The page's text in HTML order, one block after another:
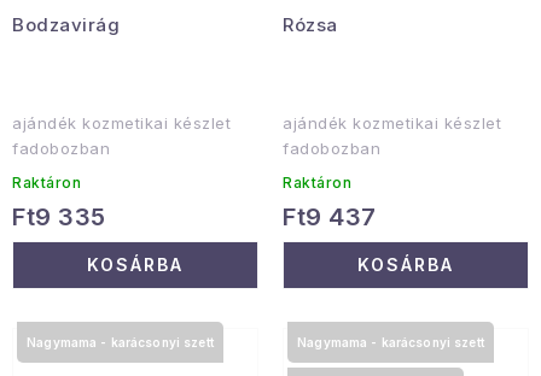
Bodzavirág
ajándék kozmetikai készlet
fadobozban
Raktáron
Ft9 335
KOSÁRBA
Rózsa
ajándék kozmetikai készlet
fadobozban
Raktáron
Ft9 437
KOSÁRBA
Nagymama - karácsonyi szett Nagymama - karácsonyi szett